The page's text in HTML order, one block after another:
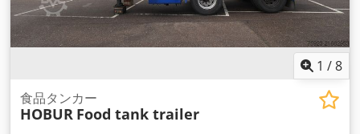
1 /8
食品タンカー
HOBUR Food tank trailer